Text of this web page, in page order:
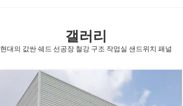
갤러리
현대의 값싼 쉐드 선공장 철강 구조 작업실 샌드위치 패널